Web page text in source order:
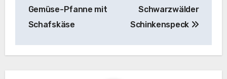
Gemüse-Pfanne mit
Schafskäse
Schwarzwälder
Schinkenspeck